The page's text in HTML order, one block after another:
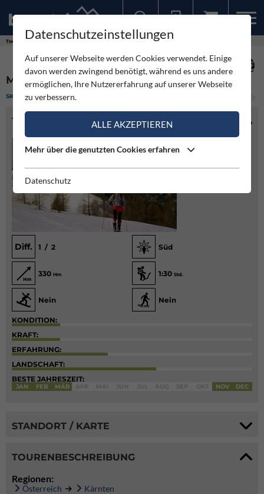
Touren
MALLNOCK
SKITOUR LEICHT
TOURENINFO
Diff. 1 / 2 Süd
330 Hm 1:30 Std.
Nein Nein
KONDITION:
KRAFT:
ERFAHRUNG:
LANDSCHAFT:
BESTE JAHRESZEIT:
JAN FEB MÄR NOV DEC
STANDORT / KARTE
TOURENBESCHREIBUNG
Regionen:
Österreich Kärnten
Datenschutzeinstellungen
Auf unserer Webseite werden Cookies verwendet. Einige
davon werden zwingend benötigt, während es uns andere
ermöglichen, Ihre Nutzererfahrung auf unserer Webseite
zu verbessern.
ALLE AKZEPTIEREN
Mehr über die genutzten Cookies erfahren
Datenschutz